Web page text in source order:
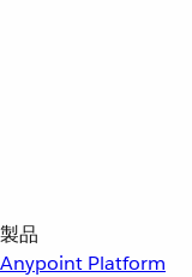
製品
Anypoint Platform